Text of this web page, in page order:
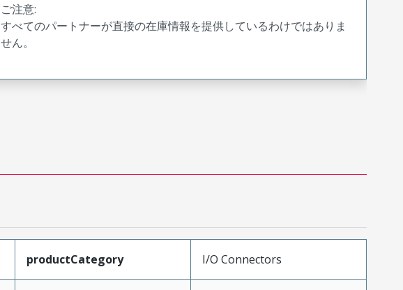
ご注意:
すべてのパートナーが直接の在庫情報を提供しているわけではありま
せん。
productCategory I/O Connectors